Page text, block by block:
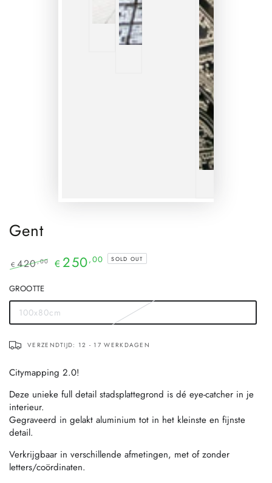
Gent
€ 420,00 € 250,00 SOLD OUT
GROOTTE
100x80cm
Translation
missing:
VERZENDTIJD: 12 - 17 WERKDAGEN
Citymapping 2.0!
Deze unieke full detail stadsplattegrond is dé eye-catcher in je
interieur.
Gegraveerd in gelakt aluminium tot in het kleinste en fijnste
detail.
Verkrijgbaar in verschillende afmetingen, met of zonder
letters/coördinaten.